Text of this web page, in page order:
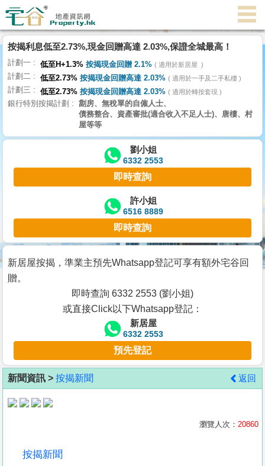
理
主
頁
搵
樓/
交
業
主
宅
谷
按
客
地
產
按揭利息低至2.73%,現金回贈高達 2.03%,保證全城最高！
計劃一 低至H+1.3% 按揭現金回贈 2.1% 適用於新居屋
計劃二 低至2.73% 按揭現金回贈高達 2.03% 適用於一手及二手私樓
計劃三 低至2.73% 按揭現金回贈高達 2.03% 適用於轉按套現
銀行特別按揭計劃
劏房、無稅單的自僱人士、
債務整合、資產審批(適合收入不足人士)、唐樓、村
屋等等
劉小姐
6332 2553
即時查詢
許小姐
6516 8889
即時查詢
新居屋按揭，準業主預先Whatsapp登記可享有額外宅谷回
贈。
即時查詢 6332 2553 (劉小姐)
或直接Click以下Whatsapp登記：
新居屋
6332 2553
預先登記
新聞資訊 > 按揭新聞 返回
瀏覽人次： 20860
按揭新聞